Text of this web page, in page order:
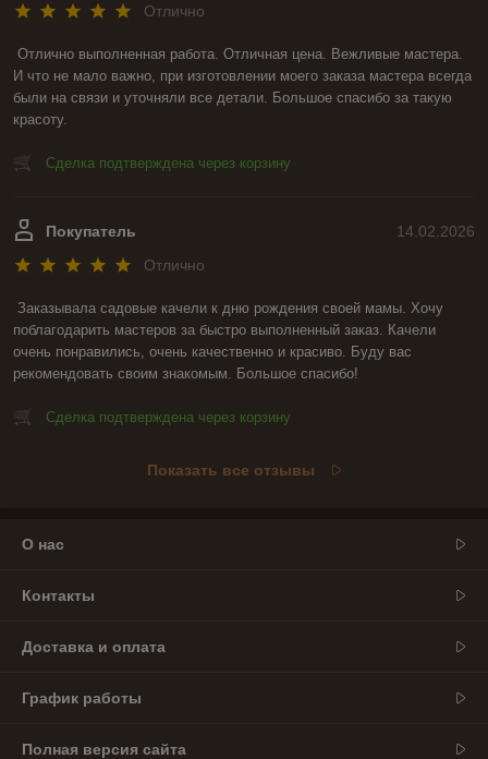
Отлично
Отлично выполненная работа. Отличная цена. Вежливые мастера.
И что не мало важно, при изготовлении моего заказа мастера всегда
были на связи и уточняли все детали. Большое спасибо за такую
красоту.
Сделка подтверждена через корзину
14.02.2026
Покупатель
Отлично
Заказывала садовые качели к дню рождения своей мамы. Хочу
поблагодарить мастеров за быстро выполненный заказ. Качели
очень понравились, очень качественно и красиво. Буду вас
рекомендовать своим знакомым. Большое спасибо!
Сделка подтверждена через корзину
Показать все отзывы
О нас
Контакты
Доставка и оплата
График работы
Полная версия сайта